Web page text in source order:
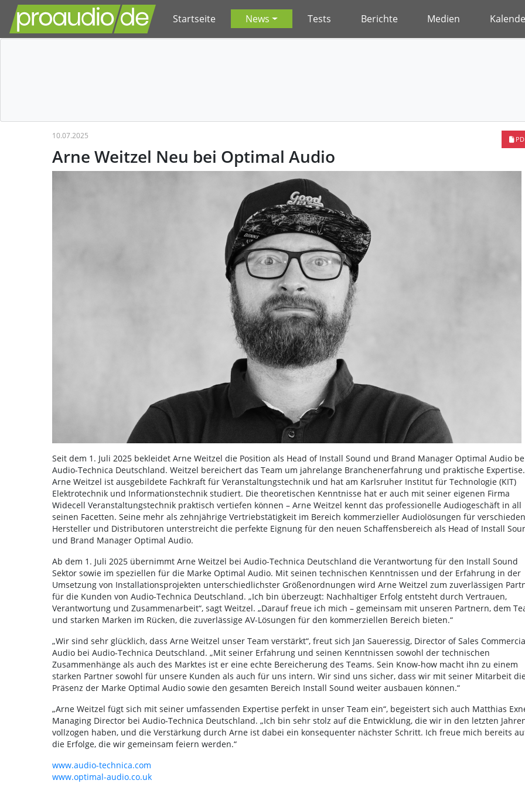
Startseite News Tests Berichte Medien
10.07.2025
Arne Weitzel Neu bei Optimal Audio
Seit dem 1. Juli 2025 bekleidet Arne Weitzel die Position als Head of Install Sound und Brand Manager Optimal Audio
Audio-Technica Deutschland. Weitzel bereichert das Team um jahrelange Branchenerfahrung und praktische Expertise.
Arne Weitzel ist ausgebildete Fachkraft für Veranstaltungstechnik und hat am Karlsruher Institut für Technologie (KIT)
Elektrotechnik und Informationstechnik studiert. Die theoretischen Kenntnisse hat er auch mit seiner eigenen Firma
Widecell Veranstaltungstechnik praktisch vertiefen können – Arne Weitzel kennt das professionelle Audiogeschäft in all
seinen Facetten. Seine mehr als zehnjährige Vertriebstätigkeit im Bereich kommerzieller Audiolösungen für
Hersteller und Distributoren unterstreicht die perfekte Eignung für den neuen Schaffensbereich als Head of Install
und Brand Manager Optimal Audio.
Ab dem 1. Juli 2025 übernimmt Arne Weitzel bei Audio-Technica Deutschland die Verantwortung für den Install Sound
Sektor sowie im speziellen für die Marke Optimal Audio. Mit seinen technischen Kenntnissen und der Erfahrung in der
Umsetzung von Installationsprojekten unterschiedlichster Größenordnungen wird Arne Weitzel zum zuverlässigen
für die Kunden von Audio-Technica Deutschland. „Ich bin überzeugt: Nachhaltiger Erfolg entsteht durch Vertrauen,
Verantwortung und Zusammenarbeit“, sagt Weitzel. „Darauf freue ich mich – gemeinsam mit unseren Partnern, dem
und starken Marken im Rücken, die zuverlässige AV-Lösungen für den kommerziellen Bereich bieten.“
„Wir sind sehr glücklich, dass Arne Weitzel unser Team verstärkt“, freut sich Jan Saueressig, Director of Sales
Audio bei Audio-Technica Deutschland. „Mit seiner Erfahrung und seinen Kenntnissen sowohl der technischen
Zusammenhänge als auch des Marktes ist er eine echte Bereicherung des Teams. Sein Know-how macht ihn zu einem
starken Partner sowohl für unsere Kunden als auch für uns intern. Wir sind uns sicher, dass wir mit seiner Mitarbeit
Präsenz der Marke Optimal Audio sowie den gesamten Bereich Install Sound weiter ausbauen können.“
„Arne Weitzel fügt sich mit seiner umfassenden Expertise perfekt in unser Team ein“, begeistert sich auch Matthias
Managing Director bei Audio-Technica Deutschland. „Ich bin sehr stolz auf die Entwicklung, die wir in den letzten
vollzogen haben, und die Verstärkung durch Arne ist dabei ein konsequenter nächster Schritt. Ich freue mich bereits
die Erfolge, die wir gemeinsam feiern werden.“
www.audio-technica.com
www.optimal-audio.co.uk